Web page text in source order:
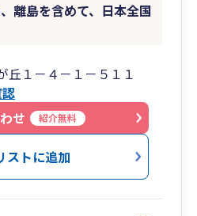
離島を含めて、日本全国
丘１－４－１－５１１
せ
紹介無料
ストに追加